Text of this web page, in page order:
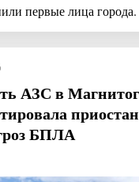
первые лица города.
АЗС в
БПЛА